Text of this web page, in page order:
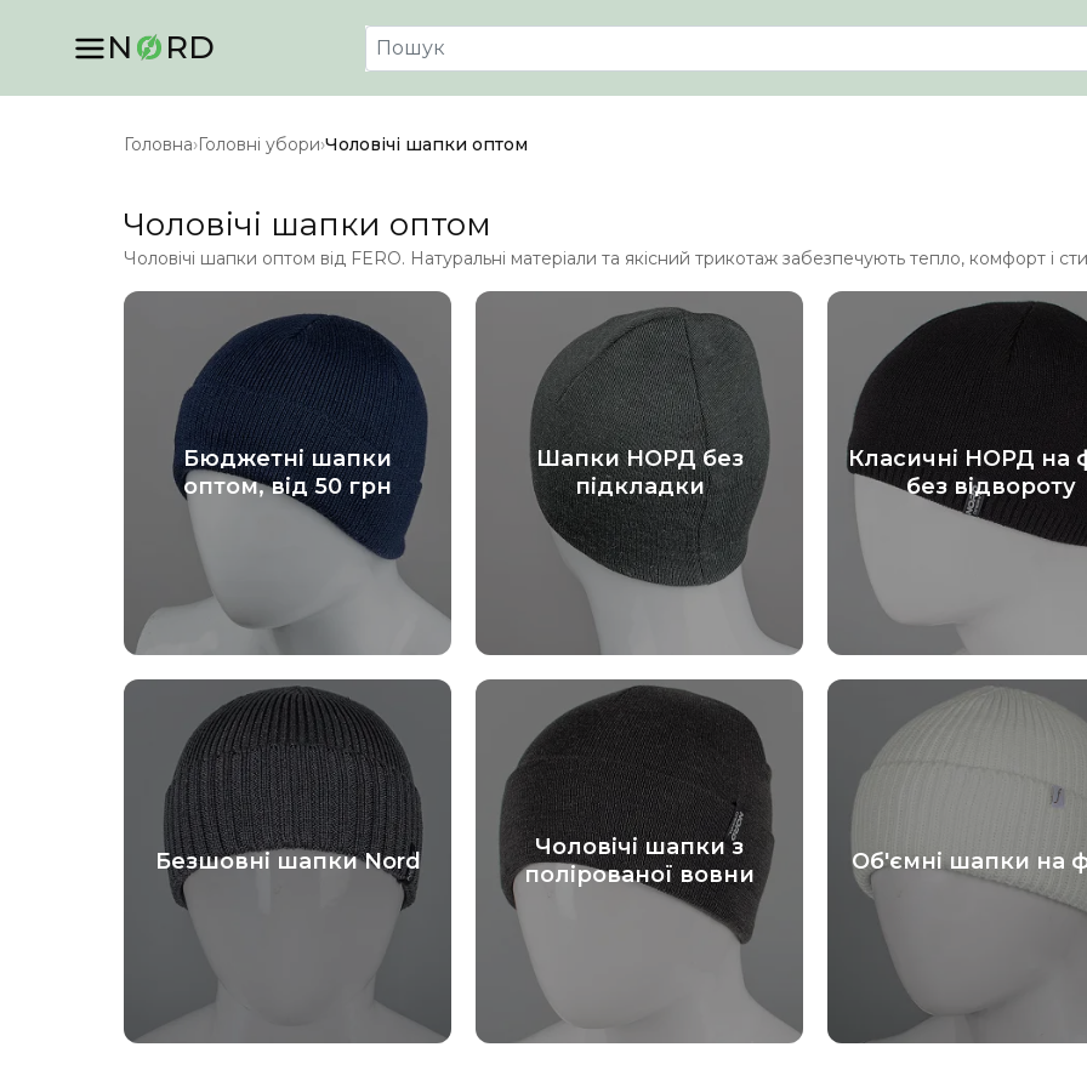
N RD
Головна›Головні убори›Чоловічі шапки оптом
Чоловічі шапки оптом
Чоловічі шапки оптом від FERO. Натуральні матеріали та якісний трикотаж забезпечують тепло, комфорт і
Бюджетні шапки
оптом, від 50 грн
Шапки НОРД без
підкладки
Класичні НОРД на
без відвороту
Безшовні шапки Nord
Чоловічі шапки з
полірованої вовни
Об'ємні шапки на